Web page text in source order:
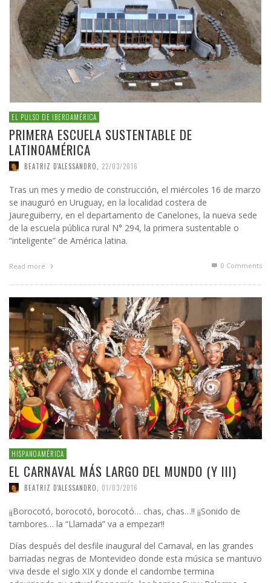
EL PULSO DE IBEROAMÉRICA
PRIMERA ESCUELA SUSTENTABLE DE
LATINOAMÉRICA
BEATRIZ D'ALESSANDRO 22/03/2016
Tras un mes y medio de construcción, el miércoles 16 de marzo
se inauguró en Uruguay, en la localidad costera de
Jaureguiberry, en el departamento de Canelones, la nueva sede
de la escuela pública rural N° 294, la primera sustentable o
“inteligente” de América latina.
Read more 0 Comments
HISPANOAMÉRICA
EL CARNAVAL MÁS LARGO DEL MUNDO (Y III)
BEATRIZ D'ALESSANDRO 01/03/2016
¡¡Borocotó, borocotó, borocotó… chas, chas…!! ¡¡Sonido de
tambores… la “Llamada” va a empezar!!
Días después del desfile inaugural del Carnaval, en las grandes
barriadas negras de Montevideo donde esta música se mantuvo
viva desde el siglo XIX y donde el candombe termina